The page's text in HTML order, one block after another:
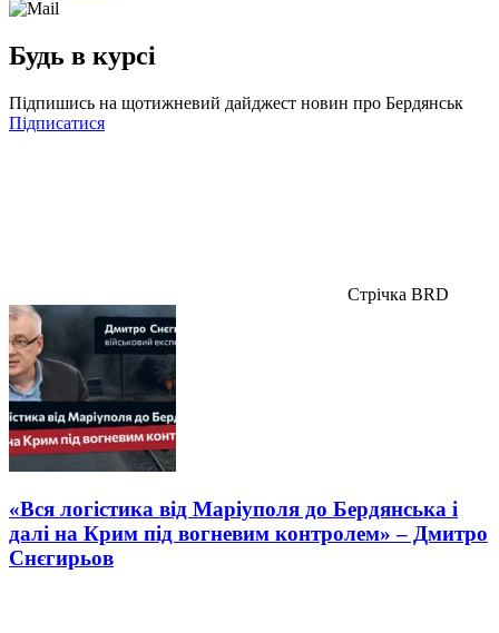
Будь в курсі
Підпишись на щотижневий дайджест новин про Бердянськ
Підписатися
Стрічка BRD
«Вся логістика від Маріуполя до Бердянська і
далі на Крим під вогневим контролем» – Дмитро
Снєгирьов